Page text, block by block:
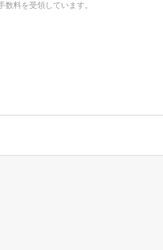
料を受領しています。